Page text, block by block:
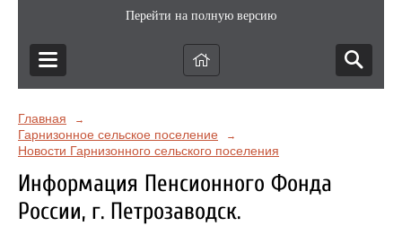
Перейти на полную версию
Главная →
Гарнизонное сельское поселение →
Новости Гарнизонного сельского поселения
Информация Пенсионного Фонда
России, г. Петрозаводск.